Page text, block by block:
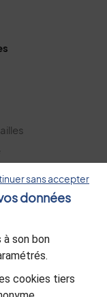
sans accepter
données
son bon
cookies tiers